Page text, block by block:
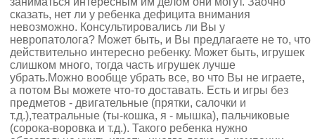
сказать, нет ли у ребенка дефицита внимания
невозможно. Консультировались ли Вы у
невропатолога? Может быть, и Вы предлагаете не то, что
действительно интересно ребенку. Может быть, игрушек
слишком много, тогда часть игрушек лучше
убрать.Можно вообще убрать все, во что Вы не играете,
а потом Вы можете что-то доставать. Есть и игры без
предметов - двигательные (прятки, салочки и
т.д.),театральные (ты-кошка, я - мышка), пальчиковые
(сорока-воровка и т.д.). Такого ребенка нужно